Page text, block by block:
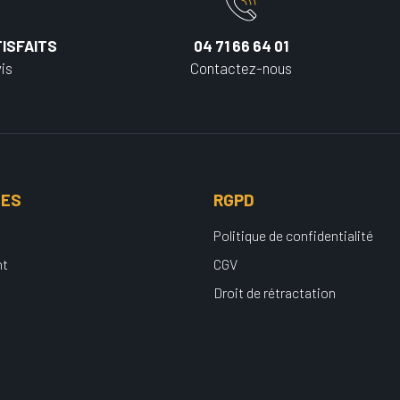
04 71 66 64 01
Contactez-nous
RGPD
Politique de confidentialité
CGV
Droit de rétractation